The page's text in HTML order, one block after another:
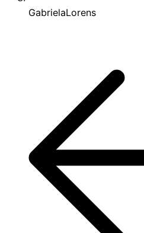
GabrielaLorens